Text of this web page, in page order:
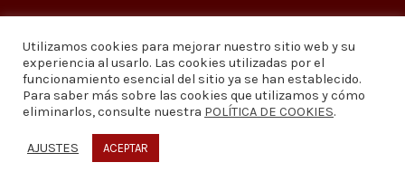
Copyright © 2026Visión 20/20 Noticias
Visión 20/20 Noticias - Edición 1.095
Contáctenos
Quiénes somos
Política de privacidad
Utilizamos cookies para mejorar nuestro sitio web y su
experiencia al usarlo. Las cookies utilizadas por el
funcionamiento esencial del sitio ya se han establecido.
Para saber más sobre las cookies que utilizamos y cómo
eliminarlos, consulte nuestra POLÍTICA DE COOKIES.
AJUSTES ACEPTAR